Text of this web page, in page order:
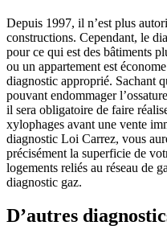
Depuis 1997, il n’est plus
constructions. Cependant, le
pour ce qui est des bâtiments
ou un appartement est
diagnostic approprié. Sachant
pouvant endommager
il sera obligatoire de faire
xylophages avant une vente
diagnostic Loi Carrez, vous
précisément la superficie de
logements reliés au réseau de
diagnostic gaz.
D’autres